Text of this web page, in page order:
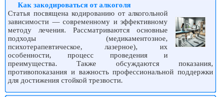
Как закодироваться от алкоголя
Статья посвящена кодированию от алкогольной
зависимости — современному и эффективному
методу лечения. Рассматриваются основные
подходы (медикаментозное,
психотерапевтическое, лазерное), их
особенности, процесс проведения и
преимущества. Также обсуждаются показания,
противопоказания и важность профессиональной поддержки
для достижения стойкой трезвости.